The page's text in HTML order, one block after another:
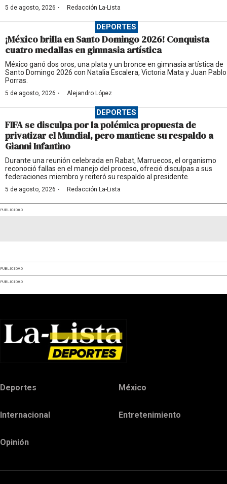
5 de agosto, 2026 · Redacción La-Lista
DEPORTES
¡México brilla en Santo Domingo 2026! Conquista
cuatro medallas en gimnasia artística
México ganó dos oros, una plata y un bronce en gimnasia artística de
Santo Domingo 2026 con Natalia Escalera, Victoria Mata y Juan Pablo
Porras.
5 de agosto, 2026 · Alejandro López
DEPORTES
FIFA se disculpa por la polémica propuesta de
privatizar el Mundial, pero mantiene su respaldo a
Gianni Infantino
Durante una reunión celebrada en Rabat, Marruecos, el organismo
reconoció fallas en el manejo del proceso, ofreció disculpas a sus
federaciones miembro y reiteró su respaldo al presidente.
5 de agosto, 2026 · Redacción La-Lista
PUBLICIDAD
PUBLICIDAD
PUBLICIDAD
Deportes México
Internacional Entretenimiento
Opinión